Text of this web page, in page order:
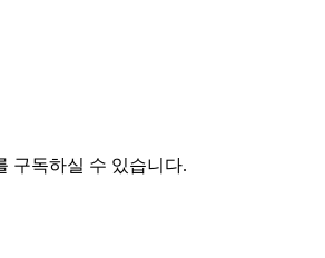
구독하실 수 있습니다.